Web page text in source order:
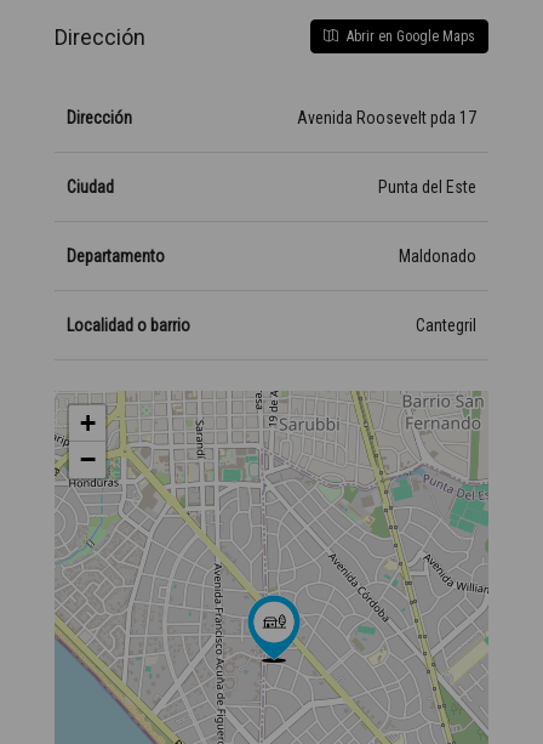
Dirección Abrir en Google Maps
Dirección Avenida Roosevelt pda 17
Ciudad Punta del Este
Departamento Maldonado
Localidad o barrio Cantegril
+
−